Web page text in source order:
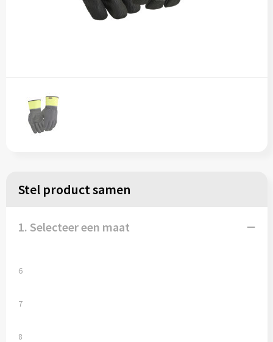
Stel product samen
1. Selecteer een maat
6
7
8